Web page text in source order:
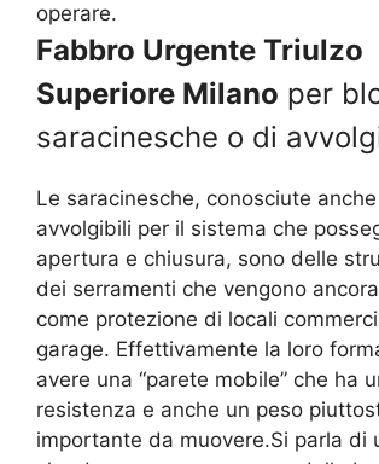
operare.
Fabbro Urgente Triulzo
Superiore Milano per
saracinesche o di
Le saracinesche, conosciute
avvolgibili per il sistema che
apertura e chiusura, sono delle
dei serramenti che vengono
come protezione di locali
garage. Effettivamente la loro
avere una “parete mobile” che ha
resistenza e anche un peso
importante da muovere.Si parla di